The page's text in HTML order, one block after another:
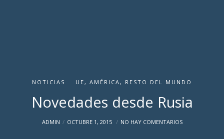
NOTICIAS UE, AMÉRICA, RESTO DEL MUNDO
Novedades desde Rusia
ADMIN OCTUBRE 1, 2015 NO HAY COMENTARIOS